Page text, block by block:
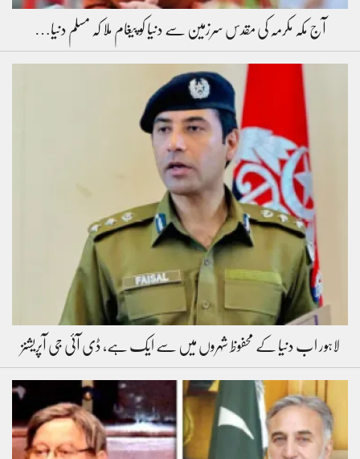
آج مکہ مکرمہ کی مقدس سرزمین سے دنیا کو پیغام ملا کہ مسلم دنیا…
لاہور اب دنیا کے محفوظ شہروں میں سے ایک ہے، ڈی آئی جی آپریشنز